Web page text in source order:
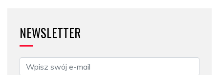
NEWSLETTER